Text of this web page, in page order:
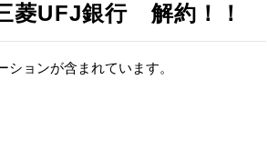
菱UFJ銀行 解約！！
ョンが含まれています。